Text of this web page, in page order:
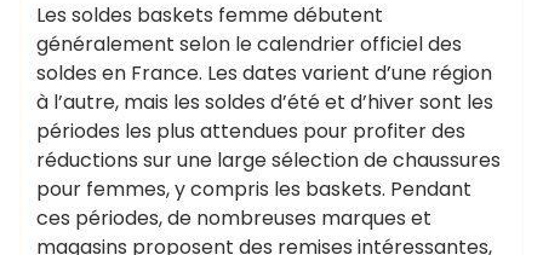
Les soldes baskets femme débutent
généralement selon le calendrier officiel des
soldes en France. Les dates varient d’une région
à l’autre, mais les soldes d’été et d’hiver sont les
périodes les plus attendues pour profiter des
réductions sur une large sélection de chaussures
pour femmes, y compris les baskets. Pendant
ces périodes, de nombreuses marques et
magasins proposent des remises intéressantes,